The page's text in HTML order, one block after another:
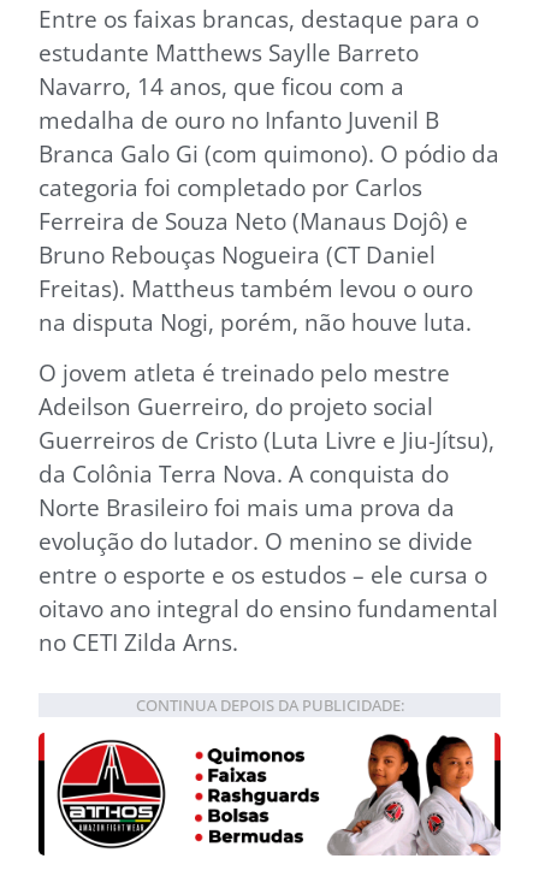
Entre os faixas brancas, destaque para o
estudante Matthews Saylle Barreto
Navarro, 14 anos, que ficou com a
medalha de ouro no Infanto Juvenil B
Branca Galo Gi (com quimono). O pódio da
categoria foi completado por Carlos
Ferreira de Souza Neto (Manaus Dojô) e
Bruno Rebouças Nogueira (CT Daniel
Freitas). Mattheus também levou o ouro
na disputa Nogi, porém, não houve luta.
O jovem atleta é treinado pelo mestre
Adeilson Guerreiro, do projeto social
Guerreiros de Cristo (Luta Livre e Jiu-Jítsu),
da Colônia Terra Nova. A conquista do
Norte Brasileiro foi mais uma prova da
evolução do lutador. O menino se divide
entre o esporte e os estudos – ele cursa o
oitavo ano integral do ensino fundamental
no CETI Zilda Arns.
CONTINUA DEPOIS DA PUBLICIDADE: